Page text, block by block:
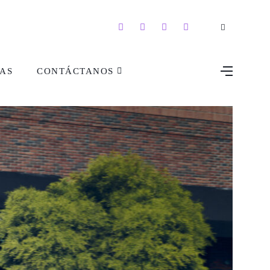
CONTÁCTANOS